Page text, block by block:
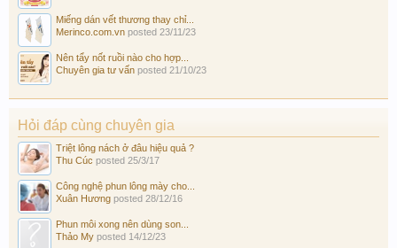
Miếng dán vết thương thay chỉ...
Merinco.com.vn posted 23/11/23
Nên tẩy nốt ruồi nào cho hợp...
Chuyên gia tư vấn posted 21/10/23
Hỏi đáp cùng chuyên gia
Triệt lông nách ở đâu hiệu quả ?
Thu Cúc posted 25/3/17
Công nghệ phun lông mày cho...
Xuân Hương posted 28/12/16
Phun môi xong nên dùng son...
Thảo My posted 14/12/23